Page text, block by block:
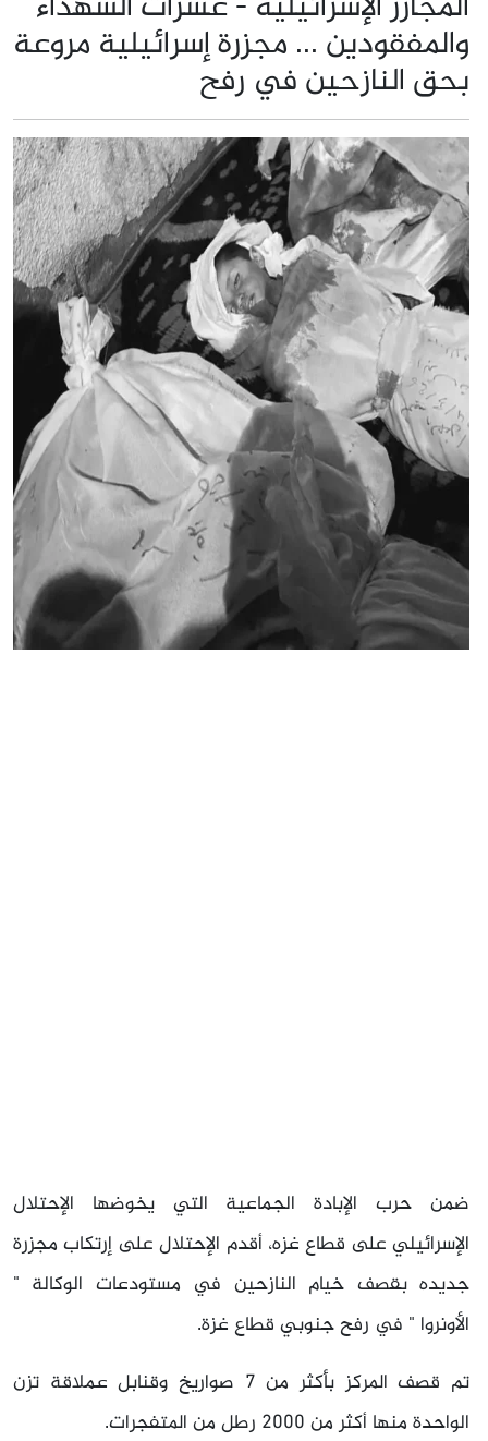
والمفقودين ... مجزرة إسرائيلية مروعة
بحق النازحين في رفح
ضمن حرب الإبادة الجماعية التي يخوضها الإحتلال
الإسرائيلي على قطاع غزه، أقدم الإحتلال على إرتكاب مجزرة
جديده بقصف خيام النازحين في مستودعات الوكالة "
الأونروا " في رفح جنوبي قطاع غزة.
تم قصف المركز بأكثر من 7 صواريخ وقنابل عملاقة تزن
الواحدة منها أكثر من 2000 رطل من المتفجرات.